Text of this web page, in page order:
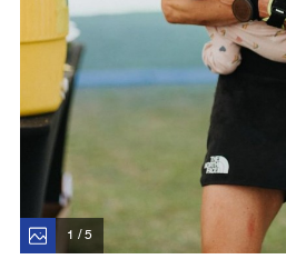
1 / 5